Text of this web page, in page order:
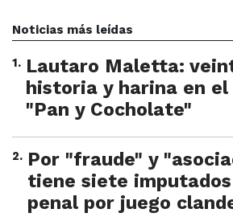
Noticias más leídas
1. Lautaro Maletta:
historia y harina en el
"Pan y Cocholate"
2. Por "fraude" y
tiene siete
penal por juego